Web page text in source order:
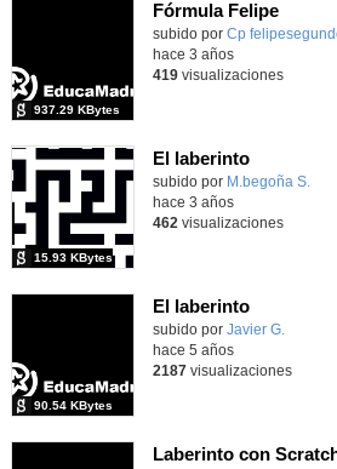
Fórmula Felipe
Contenido educativo.
subido por Cp
937.29 KBytes
hace 3 años
419visualizaciones
El laberinto
Contenido educativo.
subido por M.begoña S.
15.93 KBytes
hace 3 años
462 visualizaciones
El laberinto
Contenido educativo.
subido por Javier G.
90.54 KBytes
hace 5 años
2187 visualizaciones
Laberinto con